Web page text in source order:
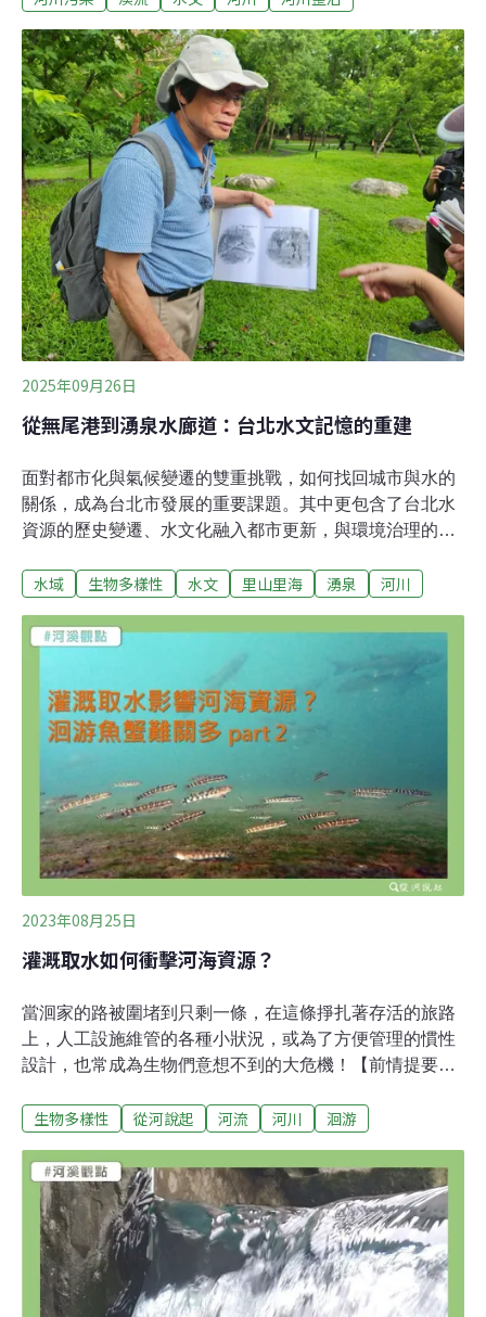
佳玲說，巡守的志工們持續淨溪、導覽，也用空拍記錄下
河岸宛如「綠色隧道」的景致。畫面雖然生機盎然，卻掩
不住河水散發惡臭，水質不合格的現實。水被「關」的溪
流，流不動也排不掉五分港溪面臨的問題，不僅可能因都
市開發而受犧牲，還有缺水與水質惡化等困境。李佳玲指
出，最大的關鍵在於「水無法自然流動」。當初基隆河整
治後，當地已不易淹水，理論上不需再引水進來，但為了
農業灌溉，仍保留部分水量，讓這條溪得以延續至今。然
而，事實上，五分港溪的水「出不去也進不來」。水源被
控制，流動受限，等於被「封住」了將近50年。李佳玲
2025年09月26日
從無尾港到湧泉水廊道：台北水文記憶的重建
面對都市化與氣候變遷的雙重挑戰，如何找回城市與水的
關係，成為台北市發展的重要課題。其中更包含了台北水
資源的歷史變遷、水文化融入都市更新，與環境治理的行
水。說什麼——台北水文與城市文化研討會」，邀集學
設計，討論水文系統與市民生活的連結。從單一治理走向
多元理解 水文研究的新課題「研究水，不能只針對單一特
性來看」有多年基礎科學研究經驗的台大地理系教授黃誌
川強調。他以人體血管比喻城市中的水路，一旦阻塞就會
產生嚴重問題，凸顯恢復城市水脈的重要。黃誌川認為，
與水的連結，阻礙了生態活動。反映出過往水利工程因為
常著眼於單一功能目標，需要重新思考與調整。他也表
示，台灣的地質條件特殊，應思考如何「因地制宜」，許
多過去的水利設施其實仍有再利用的潛力。水的回歸
水域 生物多樣性 水文 里山里海 湧泉 河川
2023年08月25日
灌溉取水如何衝擊河海資源？
當洄家的路被圍堵到只剩一條，在這條掙扎著存活的旅路
上，人工設施維管的各種小狀況，或為了方便管理的慣性
設計，也常成為生物們意想不到的大危機！【前情提要】
川，也都會被被築起土堤、改變流路；大部分、甚至全部
道露出乾涸的床面，如果沒有颱風大雨，乾涸的狀況可長
達半年以上。不是沒有水，而是水都去了他處。河口近海
的洄游魚蝦蟹苗，正陸續回到島嶼陸域，沿著大小溪流上
溯，展開牠們這一代的成長與繁衍。當牠們隨著岸流被推
送到自己的出生故鄉或鄰近河口時，並不知道洄鄉之路新
添了更多險阻等著牠們。除了水源被截走、溯到半路就被
生物多樣性 從河說起 河流 河川 洄游